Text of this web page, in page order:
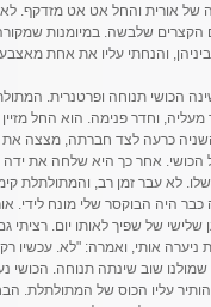
של אורית והחל אט אט מזדקף.
הקצרים שלבשה. במיומנות
והנחתי עליו את אחת
הכושי תנוחה ופרטנרית.
מעליה, וחדר פנימה. הוא החל
כרעה לצד חברתה, מצצה את
אחר כך היא שלחה את ידה
לא עבר זמן רב, והמתולתלת
היה הבוקסר שלי מונח לידי.
שלישי של שפיך לאותו יום. רציתי
ניערה אותי, ואמרה: "לא. עכשיו
שמולנו שוב שינתה תנוחה. הכושי
עליו הכוס של המתולתלת.